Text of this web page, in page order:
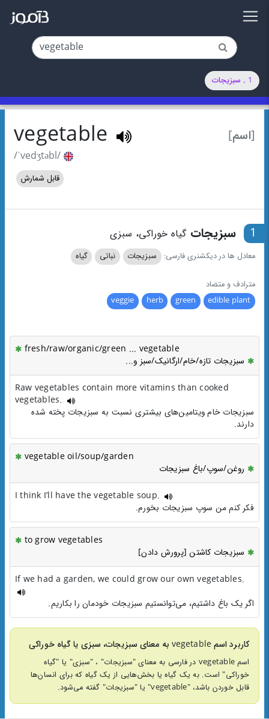
1 . سبزیجات
[اسم] vegetable
/ˈvedʒtəbl/
قابل شمارش
1 سبزیجاتگیاه خوراکی، سبزی
معادل ها در دیکشنری فارسی: سبزیجات نباتی گیاه
مترادف و متضاد
edible plant
green
herb
veggie
fresh/raw/organic/green ... vegetable
سبزیجات تازه/خام/ارگانیک/سبز و...
Raw vegetables contain more vitamins than cooked
vegetables.
سبزیجات خام ویتامین‌های بیشتری نسبت به سبزیجات پخته شده
دارند.
vegetable oil/soup/garden
روغن/سوپ/باغ سبزیجات
I think I’ll have the vegetable soup.
فکر کنم من سوپ سبزیجات بخورم.
to grow vegetables
سبزیجات کاشتن [پرورش دادن]
If we had a garden, we could grow our own vegetables.
اگر یک باغ داشتیم، می‌توانستیم سبزیجات خودمان را بکاریم.
کاربرد اسم vegetable به معنای سبزیجات، سبزی یا گیاه خوراکی
اسم vegetable در فارسی به معنای "سبزیجات" ، "سبزی" یا "گیاه
خوراکی" است. به یک گیاه یا بخش‌هایی از یک گیاه که برای انسان‌ها
قابل خوردن باشد، "vegetable" یا "سبزیجات" گفته می‌شود.